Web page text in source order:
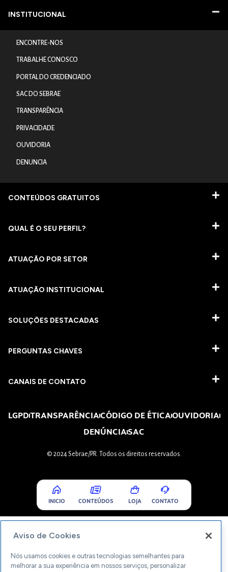
INSTITUCIONAL
ENCONTRE-NOS
TRABALHE CONOSCO
PORTAL DO CREDENCIADO
SAC DO SEBRAE
TRANSPARÊNCIA
PRIVACIDADE
OUVIDORIA
DENUNCIA
CONTEÚDOS GRATUITOS
QUAL É O SEU PERFIL?
ATUAÇÃO POR SETOR
ATUAÇÃO INSTITUCIONAL
SOLUÇÕES DESTACADAS
PERGUNTAS CHAVES​
CANAIS DE CONTATO
LGPDTRANSPARÊNCIACÓDIGO DE ÉTICAOUVIDORIA
DENÚNCIASAC
© 2024 Sebrae/PR. Todos os direitos reservados.
INICIO CONTEÚDOS LOJA CONTATO
Aviso de Cookies
Nós usamos cookies e outras tecnologias semelhantes para
melhorar a sua experiência em nossos serviços, personalizar